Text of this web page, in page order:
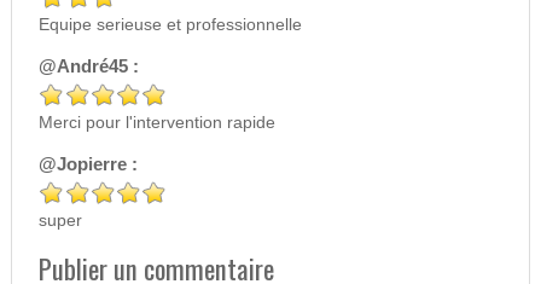
Equipe serieuse et professionnelle
@André45 :
Merci pour l'intervention rapide
@Jopierre :
super
Publier un commentaire